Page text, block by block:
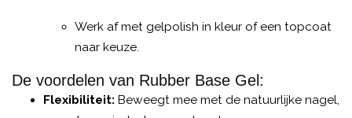
Werk af met gelpolish in kleur of een topcoat
naar keuze.
De voordelen van Rubber Base Gel:
Flexibiliteit: Beweegt mee met de natuurlijke nagel,